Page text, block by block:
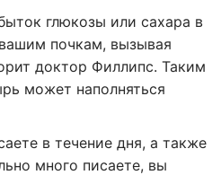
глюкозы или сахара в
почкам, вызывая
доктор Филлипс. Таким
может наполняться
в течение дня, а также
много писаете, вы